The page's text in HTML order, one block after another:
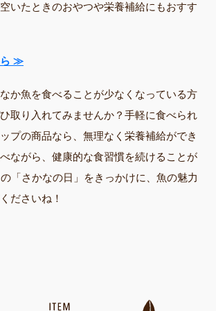
いたときのおやつや栄養補給にもおすす
ら ≫
か魚を食べることが少なくなっている方
取り入れてみませんか？手軽に食べられ
プの商品なら、無理なく栄養補給ができ
ながら、健康的な食習慣を続けることが
「さかなの日」をきっかけに、魚の魅力
ださいね！